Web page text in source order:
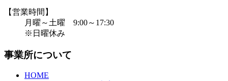
【営業時間】
月曜～土曜 9:00～17:30
※日曜休み
事業所について
HOME